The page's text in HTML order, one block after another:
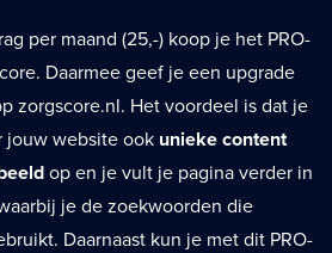
per maand (25,-) koop je het PRO-
Daarmee geef je een upgrade
zorgscore.nl. Het voordeel is dat je
jouw website ook unieke content
op en je vult je pagina verder in
je de zoekwoorden die
Daarnaast kun je met dit PRO-